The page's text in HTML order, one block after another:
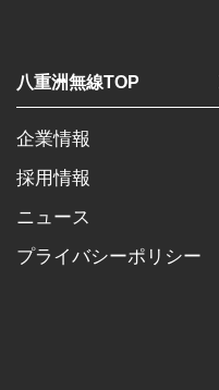
八重洲無線TOP
企業情報
採用情報
ニュース
プライバシーポリシー